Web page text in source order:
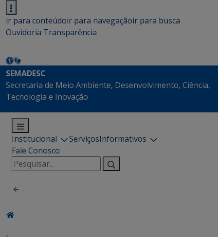
ir para conteúdoir para navegaçãoir para busca
Ouvidoria Transparência
SEMADESC
Secretaria de Meio Ambiente, Desenvolvimento, Ciência,
Tecnologia e Inovação
Institucional ServiçosInformativos
Fale Conosco
Pesquisar
por: